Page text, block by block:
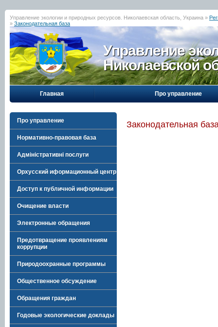
Управление экологии и природных ресурсов. Николаевская область, Украина »
» Законодательная база
Управление
Николаевской
Главная Про управление
Про управление
Нормативно-правовая база
Адміністративні послуги
Орхусский иформационный центр
Доступ к публичной информации
Очищение власти
Электронные обращения
Предотвращение проявлениям
коррупции
Природоохранные программы
Общественное обсуждение
Обращения граждан
Годовые экологические доклады
Законодательная